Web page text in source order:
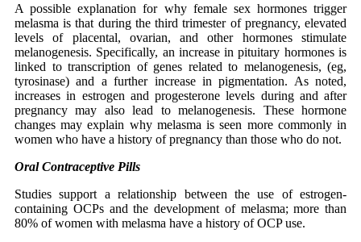
A possible explanation for why female sex hormones trigger
melasma is that during the third trimester of pregnancy, elevated
levels of placental, ovarian, and other hormones stimulate
melanogenesis. Specifically, an increase in pituitary hormones is
linked to transcription of genes related to melanogenesis, (eg,
tyrosinase) and a further increase in pigmentation. As noted,
increases in estrogen and progesterone levels during and after
pregnancy may also lead to melanogenesis. These hormone
changes may explain why melasma is seen more commonly in
women who have a history of pregnancy than those who do not.
Oral Contraceptive Pills
Studies support a relationship between the use of estrogen-
containing OCPs and the development of melasma; more than
80% of women with melasma have a history of OCP use.